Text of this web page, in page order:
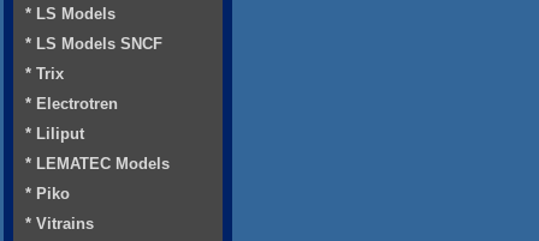
* LS Models
* LS Models SNCF
* Trix
* Electrotren
* Liliput
* LEMATEC Models
* Piko
* Vitrains